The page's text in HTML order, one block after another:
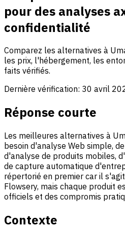
pour des analyses
confidentialité
Comparez les alternatives à
les prix, l'hébergement, les
faits vérifiés.
Dernière vérification: 30 avril
Réponse courte
Les meilleures alternatives à
besoin d'analyse Web simple,
d'analyse de produits mobiles,
de capture automatique
répertorié en premier car il
Flowsery, mais chaque produit
officiels et des compromis
Contexte